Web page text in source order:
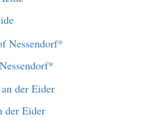
der Eider